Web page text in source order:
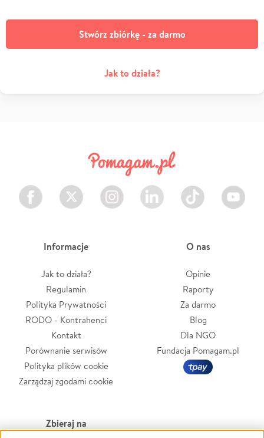
Stwórz zbiórkę - za darmo
Jak to działa?
Facebook Twitter Instagram LinkedIn TikTok Youtube
Informacje
Jak to działa?
Regulamin
Polityka Prywatności
RODO - Kontrahenci
Kontakt
Porównanie serwisów
Polityka plików cookie
Zarządzaj zgodami cookie
O nas
Opinie
Raporty
Za darmo
Blog
Dla NGO
Fundacja Pomagam.pl
Zbieraj na